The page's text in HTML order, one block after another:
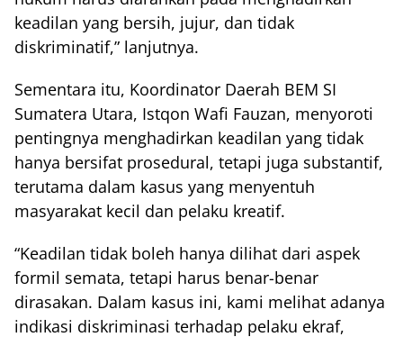
keadilan yang bersih, jujur, dan tidak
diskriminatif,” lanjutnya.
Sementara itu, Koordinator Daerah BEM SI
Sumatera Utara, Istqon Wafi Fauzan, menyoroti
pentingnya menghadirkan keadilan yang tidak
hanya bersifat prosedural, tetapi juga substantif,
terutama dalam kasus yang menyentuh
masyarakat kecil dan pelaku kreatif.
“Keadilan tidak boleh hanya dilihat dari aspek
formil semata, tetapi harus benar-benar
dirasakan. Dalam kasus ini, kami melihat adanya
indikasi diskriminasi terhadap pelaku ekraf,